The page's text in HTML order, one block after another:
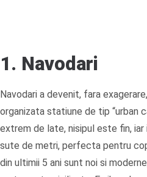
1. Navodari
Navodari a devenit, fara
organizata statiune de tip “urban
extrem de late, nisipul este fin, iar
sute de metri, perfecta pentru
din ultimii 5 ani sunt noi si